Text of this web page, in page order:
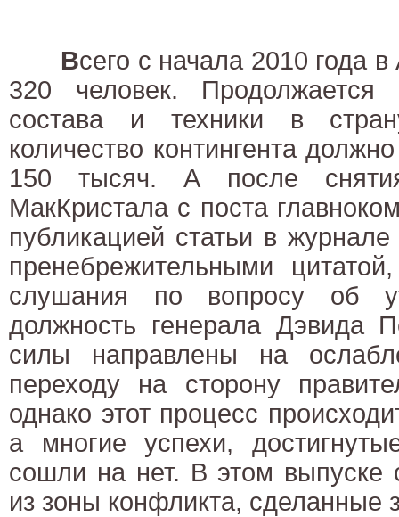
Всего с начала 2010 года
320 человек. Продолжается
состава и техники в
количество контингента
150 тысяч. А после
МакКристала с поста
публикацией статьи в
пренебрежительными
слушания по вопросу об
должность генерала Дэвида
силы направлены на
переходу на сторону
однако этот процесс
а многие успехи,
сошли на нет. В этом выпуске
из зоны конфликта, сделанные